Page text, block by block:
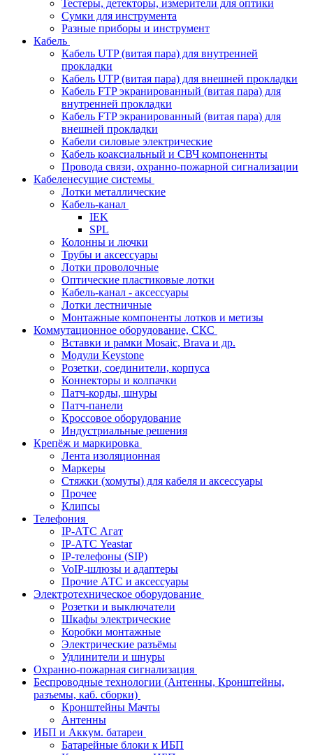
Тестеры, детекторы, измерители для оптики
Сумки для инструмента
Разные приборы и инструмент
Кабель
Кабель UTP (витая пара) для внутренней
прокладки
Кабель UTP (витая пара) для внешней прокладки
Кабель FTP экранированный (витая пара) для
внутренней прокладки
Кабель FTP экранированный (витая пара) для
внешней прокладки
Кабели силовые электрические
Кабель коаксиальный и СВЧ компоненнты
Провода связи, охранно-пожарной сигнализации
Кабеленесущие системы
Лотки металлические
Кабель-канал
IEK
SPL
Колонны и лючки
Трубы и аксессуары
Лотки проволочные
Оптические пластиковые лотки
Кабель-канал - аксессуары
Лотки лестничные
Монтажные компоненты лотков и метизы
Коммутационное оборудование, СКС
Вставки и рамки Mosaic, Brava и др.
Модули Keystone
Розетки, соединители, корпуса
Коннекторы и колпачки
Патч-корды, шнуры
Патч-панели
Кроссовое оборудование
Индустриальные решения
Крепёж и маркировка
Лента изоляционная
Маркеры
Стяжки (хомуты) для кабеля и аксессуары
Прочее
Клипсы
Телефония
IP-АТС Агат
IP-АТС Yeastar
IP-телефоны (SIP)
VoIP-шлюзы и адаптеры
Прочие АТС и аксессуары
Электротехническое оборудование
Розетки и выключатели
Шкафы электрические
Коробки монтажные
Электрические разъёмы
Удлинители и шнуры
Охранно-пожарная сигнализация
Беспроводные технологии (Антенны, Кронштейны,
разъемы, каб. сборки)
Кронштейны Мачты
Антенны
ИБП и Аккум. батареи
Батарейные блоки к ИБП